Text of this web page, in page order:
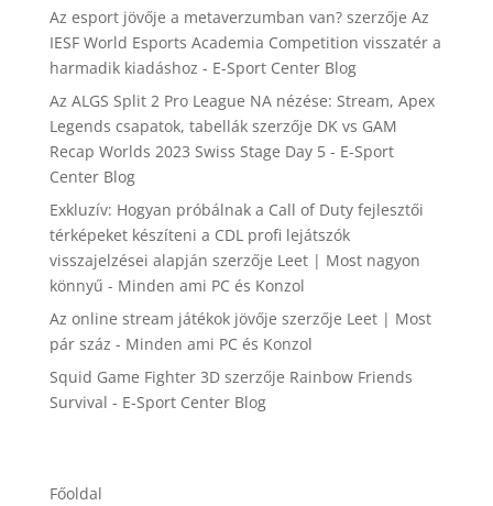
Az esport jövője a metaverzumban van?szerzője Az
IESF World Esports Academia Competition visszatér a
harmadik kiadáshoz - E-Sport Center Blog
Az ALGS Split 2 Pro League NA nézése: Stream, Apex
Legends csapatok, tabellákszerzője DK vs GAM
Recap Worlds 2023 Swiss Stage Day 5 - E-Sport
Center Blog
Exkluzív: Hogyan próbálnak a Call of Duty fejlesztői
térképeket készíteni a CDL profi lejátszók
visszajelzései alapján szerzője Leet | Most nagyon
könnyű - Minden ami PC és Konzol
Az online stream játékok jövője szerzője Leet | Most
pár száz - Minden ami PC és Konzol
Squid Game Fighter 3Dszerzője Rainbow Friends
Survival - E-Sport Center Blog
Főoldal